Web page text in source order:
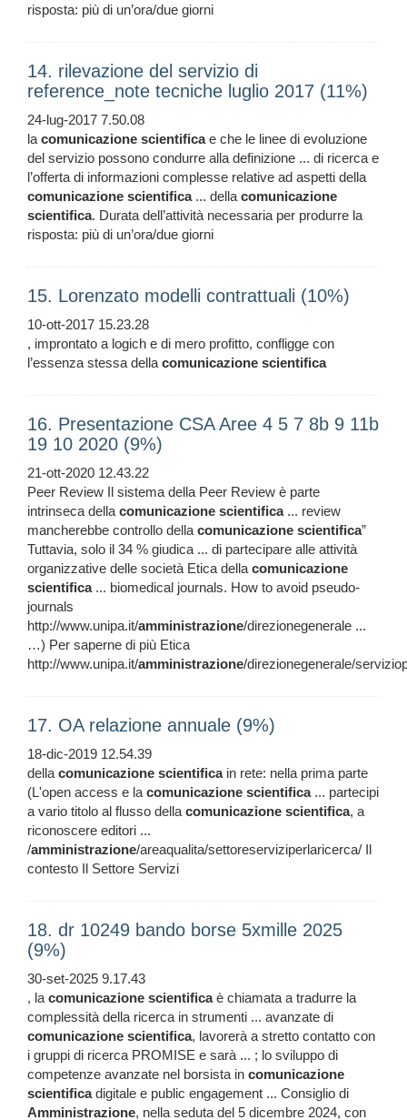
risposta: più di un’ora/due giorni
14. rilevazione del servizio di
reference_note tecniche luglio 2017 (11%)
24-lug-2017 7.50.08
lacomunicazione scientificae che le linee di evoluzione
del servizio possono condurre alla definizione ... di ricerca e
l’offerta di informazioni complesse relative ad aspetti della
comunicazione scientifica... dellacomunicazione
scientifica. Durata dell’attività necessaria per produrre la
risposta: più di un’ora/due giorni
15. Lorenzato modelli contrattuali (10%)
10-ott-2017 15.23.28
, improntato a logich e di mero profitto, confligge con
l’essenza stessa dellacomunicazione scientifica
16. Presentazione CSA Aree 4 5 7 8b 9 11b
19 10 2020 (9%)
21-ott-2020 12.43.22
Peer Review Il sistema della Peer Review è parte
intrinseca dellacomunicazione scientifica... review
mancherebbe controllo dellacomunicazione scientifica”
Tuttavia, solo il 34 % giudica ... di partecipare alle attività
organizzative delle società Etica dellacomunicazione
scientifica... biomedical journals. How to avoid pseudo-
journals
http://www.unipa.it/amministrazione/direzionegenerale ...
…) Per saperne di più Etica
http://www.unipa.it/amministrazione/direzionegenerale/
17. OA relazione annuale (9%)
18-dic-2019 12.54.39
dellacomunicazione scientificain rete: nella prima parte
(L'open access e lacomunicazione scientifica... partecipi
a vario titolo al flusso dellacomunicazione scientifica, a
riconoscere editori ...
/amministrazione/areaqualita/settoreserviziperlaricerca/ Il
contesto Il Settore Servizi
18. dr 10249 bando borse 5xmille 2025
(9%)
30-set-2025 9.17.43
, lacomunicazione scientificaè chiamata a tradurre la
complessità della ricerca in strumenti ... avanzate di
comunicazione scientifica, lavorerà a stretto contatto con
i gruppi di ricerca PROMISE e sarà ... ; lo sviluppo di
competenze avanzate nel borsista in comunicazione
scientificadigitale e public engagement ... Consiglio di
Amministrazione, nella seduta del 5 dicembre 2024, con